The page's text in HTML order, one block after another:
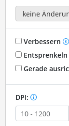
Verbessern
Entsprenkeln
Gerade
DPI: